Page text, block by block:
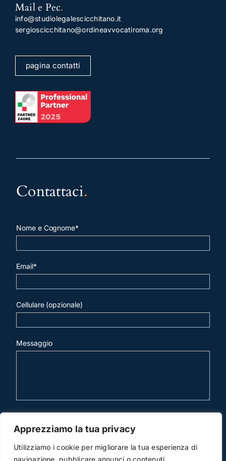
Apprezziamo la tua privacy
Utilizziamo i cookie per migliorare la tua esperienza di
navigazione, pubblicare annunci o contenuti
Mail e Pec.
info@studiolegalescicchitano.it
sergioscicchitano@ordineavvocatiroma.org
pagina contatti
Contattaci.
Nome e Cognome*
Email*
Cellulare (opzionale)
Messaggio
invia mail